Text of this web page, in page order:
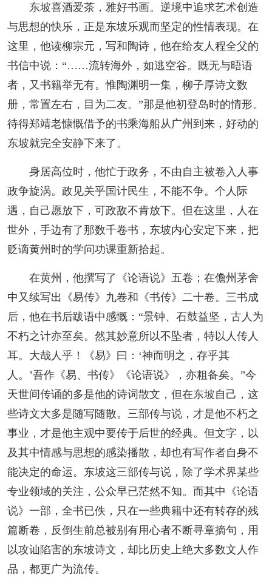
东坡喜酒爱茶，雅好书画。逆境中追求艺术创造
与思想的快乐，正是东坡乐观而坚定的性情表现。在
这里，他读柳宗元，写和陶诗，他在给友人程全父的
书信中说：“……流转海外，如逃空谷。既无与晤语
者，又书籍举无有。惟陶渊明一集，柳子厚诗文数
册，常置左右，目为二友。”那是他初登岛时的情形。
待得郑靖老慷慨借予的书乘海船从广州到来，好动的
东坡就完全安静下来了。
身居高位时，他忙于政务，不由自主被卷入人事
政争旋涡。政见关乎国计民生，不能不争。个人际
遇，自己愿放下，可政敌不肯放下。但在这里，人在
世外，手边有了那数千卷书，东坡内心安定下来，把
贬谪黄州时的学问功课重新拾起。
在黄州，他撰写了《论语说》五卷；在儋州茅舍
中又续写出《易传》九卷和《书传》二十卷。三书成
后，他在书后跋语中感慨：“景钟、石鼓益坚，古人为
不朽之计亦至矣。然其妙意所以不坠者，特以人传人
耳。大哉人乎！《易》曰：‘神而明之，存乎其
人。’吾作《易、书传》《论语说》，亦粗备矣。”今
天世间传诵的多是他的诗词散文，但在东坡自己，这
些诗文大多是随写随散。三部传与说，才是他不朽之
事业，才是他主观中要传于后世的经典。但文字，以
及其中情感与思想的感染播散，却也有写作者自身不
能决定的命运。东坡这三部传与说，除了学术界某些
专业领域的关注，公众早已茫然不知。而其中《论语
说》一部，全书已佚，只在一些典籍中还有转存的残
篇断卷，反倒生前总被别有用心者不断寻章摘句，用
以攻讪陷害的东坡诗文，却比历史上绝大多数文人作
品，都更广为流传。